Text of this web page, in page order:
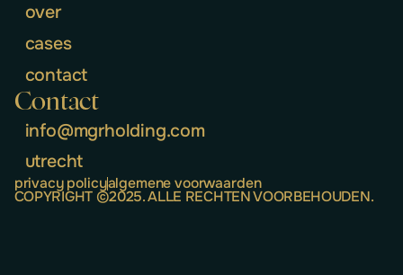
over
cases
contact
Contact
info@mgrholding.com
utrecht
COPYRIGHT ©2025. ALLE RECHTEN VOORBEHOUDEN.
privacy policyalgemene voorwaarden